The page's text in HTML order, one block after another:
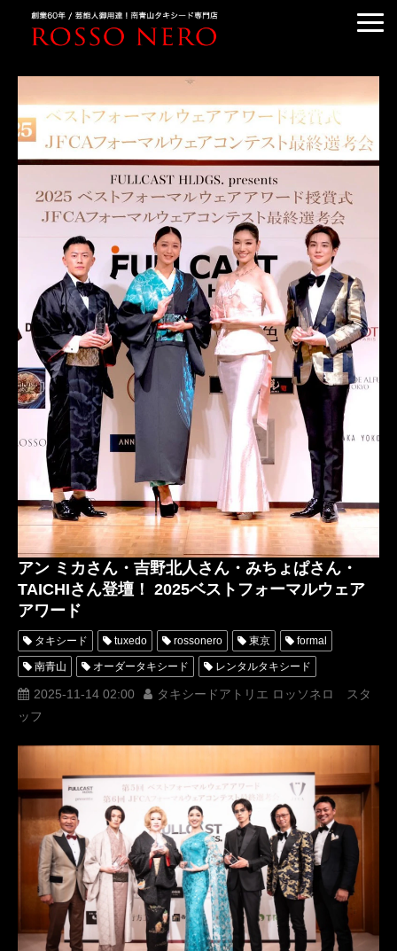
KIMONO DRESS
CUSTOMER'S VOICE
COLUMN &BLOG
ABOUT US
ACCESS
アン ミカさん・吉野北人さん・みちょぱさん・
TAICHIさん登壇！ 2025ベストフォーマルウェア
アワード
タキシード tuxedo rossonero 東京 formal
南青山 オーダータキシード レンタルタキシード
横山宗生 MUNETAKAYOKOYAMA
一般社団法人日本フォーマルウェア文化普及協会
ミスきもの美女 ミスタータキシード ミスイブニングドレス
Tuxedo Atelier ROSSO NERO
オーダータキシード東京 レンタルタキシード東京
タキシード東京 JFCAフォーマルウェアコンテスト みちょぱ
THERAMPAGE アンミカ FULLCASTRAISERZ
TinyTwiggz 筋達磨 きもの 浴衣 ミスター着物美男
アニヴェルセル表参道
2025-11-14 02:00
タキシードアトリエ ロッソネロ スタ
ッフ